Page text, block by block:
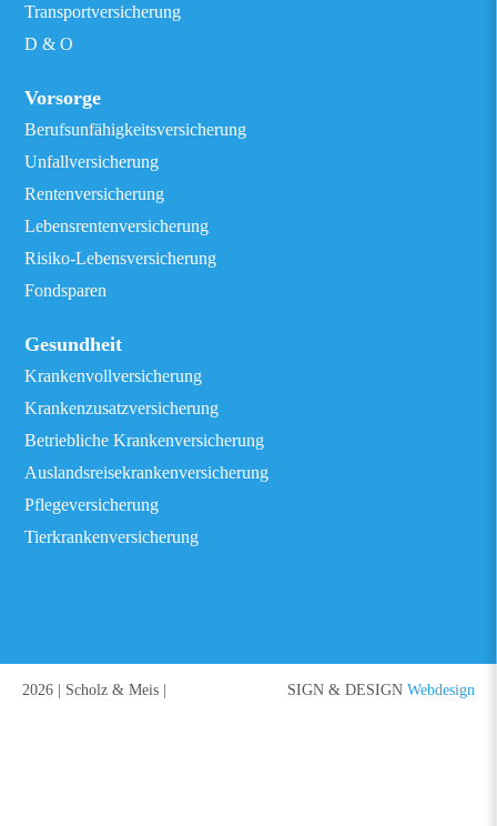
Transportversicherung
D & O
Vorsorge
Berufsunfähigkeitsversicherung
Unfallversicherung
Rentenversicherung
Lebensrentenversicherung
Risiko-Lebensversicherung
Fondsparen
Gesundheit
Krankenvollversicherung
Krankenzusatzversicherung
Betriebliche Krankenversicherung
Auslandsreisekrankenversicherung
Pflegeversicherung
Tierkrankenversicherung
2026 | Scholz & Meis | SIGN & DESIGN Webdesign